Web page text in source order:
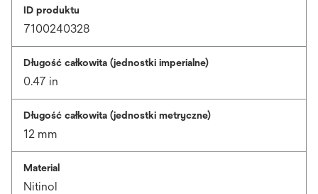
ID produktu
7100240328
Długość całkowita (jednostki imperialne)
0.47 in
Długość całkowita (jednostki metryczne)
12 mm
Material
Nitinol